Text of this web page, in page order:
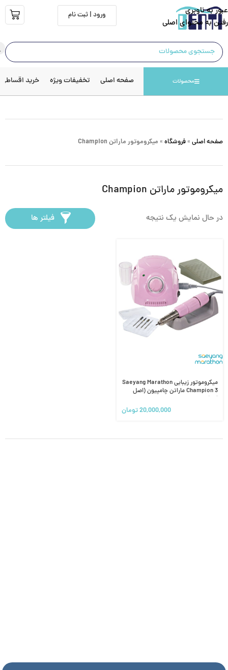
عبور به ناوبری
رفتن به محتوای اصلی
ورود | ثبت نام
محصولات صفحه اصلی تخفیفات ویژه خرید اقساطی
صفحه اصلی » فروشگاه » میکروموتور ماراتن Champion
میکروموتور ماراتن Champion
در حال نمایش یک نتیجه فیلتر ها
میکروموتور زیبایی Saeyang Marathon
Champion 3 ماراتن چامپیون (اصل
20,000,000تومان